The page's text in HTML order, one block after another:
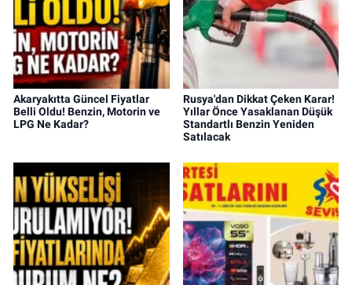
Akaryakıtta Güncel Fiyatlar
Belli Oldu! Benzin, Motorin ve
LPG Ne Kadar?
Rusya'dan Dikkat Çeken Karar!
Yıllar Önce Yasaklanan Düşük
Standartlı Benzin Yeniden
Satılacak